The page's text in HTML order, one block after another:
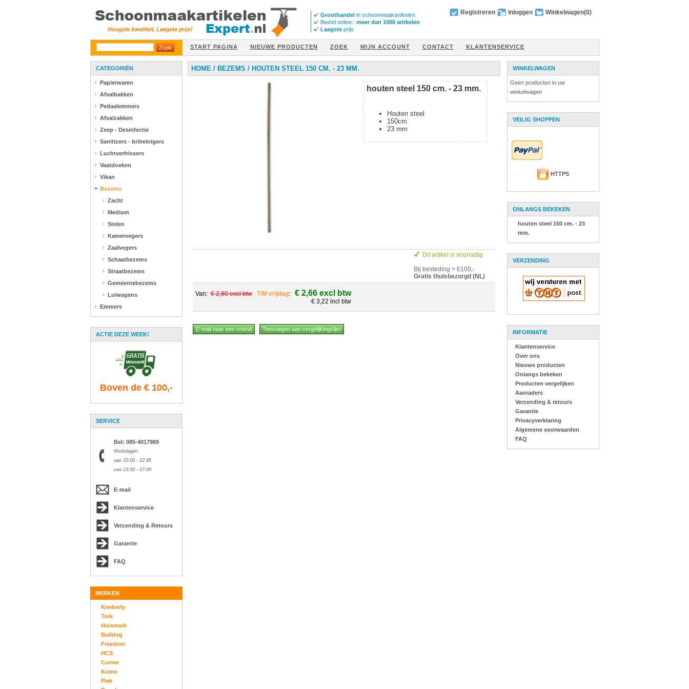
Groothandel in schoonmaakartikelen
Bestel online:: meer dan 1000 artikelen
Laagste prijs
Registreren Inloggen Winkelwagen(0)
START PAGINA NIEUWE PRODUCTEN ZOEK MIJN ACCOUNT CONTACT KLANTENSERVICE
CATEGORIËN
Papierwaren
Afvalbakken
Pedaalemmers
Afvalzakken
Zeep - Desinfectie
Sanitizers - brilreinigers
Luchtverfrissers
Vaatdoeken
Vikan
Bezems
Zacht
Medium
Stelen
Kamervegers
Zaalvegers
Schaarbezems
Straatbezems
Gemeentebezems
Luiwagens
Emmers
ACTIE DEZE WEEK!
Boven de € 100,-
SERVICE
Bel: 085-4017989
Werkdagen
van 10:00 - 12:45
van 13:30 - 17:00
E-mail
Klantenservice
Verzending & Retours
Garantie
FAQ
MERKEN
Kimberly
Tork
Huismerk
Bulldog
Freedom
HCS
Curver
Komo
Piek
HOME/ BEZEMS / HOUTEN STEEL 150 CM. - 23 MM.
houten steel 150 cm. - 23 mm.
Houten steel
150cm
23 mm
Dit artikel is voorradig
Bij besteding > €100,-
Gratis thuisbezorgd (NL)
Van:€ 2,80 excl btw T/M vrijdag: € 2,66 excl btw
€ 3,22 incl btw
WINKELWAGEN
Geen producten in uw
winkelwagen
VEILIG SHOPPEN
HTTPS
ONLANGS BEKEKEN
houten steel 150 cm. - 23
mm.
VERZENDING
INFORMATIE
Klantenservice
Over ons
Nieuwe producten
Onlangs bekeken
Producten vergelijken
Aanraders
Verzending & retours
Garantie
Privacyverklaring
Algemene voorwaarden
FAQ